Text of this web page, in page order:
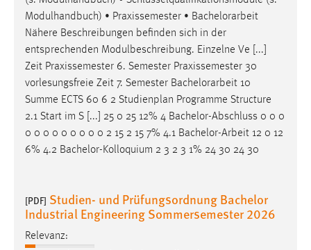
Modulhandbuch) • Praxissemester • Bachelorarbeit
Nähere Beschreibungen befinden sich in der
entsprechenden Modulbeschreibung. Einzelne Ve [...]
Zeit Praxissemester 6. Semester Praxissemester 30
vorlesungsfreie Zeit 7. Semester Bachelorarbeit 10
Summe ECTS 60 6 2 Studienplan Programme Structure
2.1 Start im S [...] 25 0 25 12% 4 Bachelor-Abschluss 0 0 0
0 0 0 0 0 0 0 0 0 2 15 2 15 7% 4.1 Bachelor-Arbeit 12 0 12
6% 4.2 Bachelor-Kolloquium 2 3 2 3 1% 24 30 24 30
[PDF] Studien- und Prüfungsordnung Bachelor
Industrial Engineering Sommersemester 2026
Relevanz: